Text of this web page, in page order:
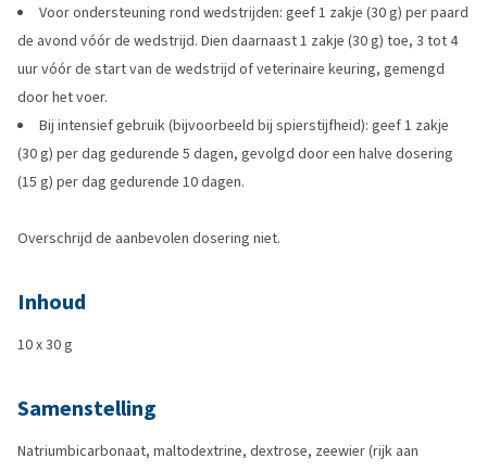
Voor ondersteuning rond wedstrijden: geef 1 zakje (30 g) per paard
de avond vóór de wedstrijd. Dien daarnaast 1 zakje (30 g) toe, 3 tot 4
uur vóór de start van de wedstrijd of veterinaire keuring, gemengd
door het voer.
Bij intensief gebruik (bijvoorbeeld bij spierstijfheid): geef 1 zakje
(30 g) per dag gedurende 5 dagen, gevolgd door een halve dosering
(15 g) per dag gedurende 10 dagen.
Overschrijd de aanbevolen dosering niet.
Inhoud
10 x 30 g
Samenstelling
Natriumbicarbonaat, maltodextrine, dextrose, zeewier (rijk aan